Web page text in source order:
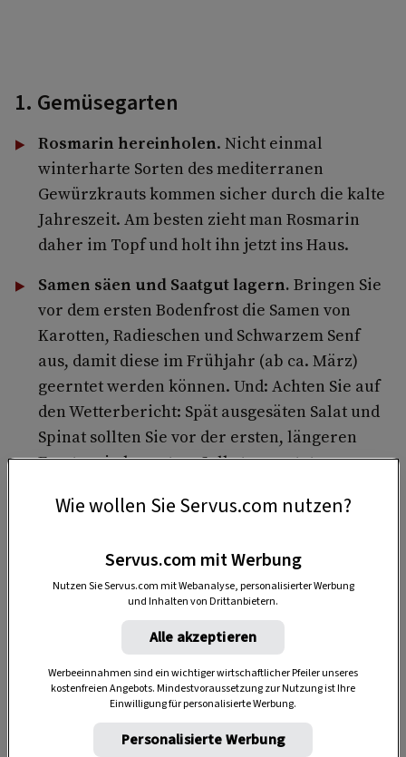
1. Gemüsegarten
Rosmarin hereinholen. Nicht einmal
winterharte Sorten des mediterranen
Gewürzkrauts kommen sicher durch die kalte
Jahreszeit. Am besten zieht man Rosmarin
daher im Topf und holt ihn jetzt ins Haus.
Samen säen und Saatgut lagern. Bringen Sie
vor dem ersten Bodenfrost die Samen von
Karotten, Radieschen und Schwarzem Senf
aus, damit diese im Frühjahr (ab ca. März)
geerntet werden können. Und: Achten Sie auf
den Wetterbericht: Spät ausgesäten Salat und
Spinat sollten Sie vor der ersten, längeren
Frostperiode ernten. Selbst geerntetes
reinigen, etikettieren sowie kühl und trocken
Spinat und Feldsalat abdecken. Beide können
im Beet bleiben. Sie stellen bei Kälte das
Wachstum ein, sind aber frosthart. Um sie vor
Nässe und Schneelast zu schützen, spannt man
ein Vlies über die Reihen.
Kohlsprossenkönnen nach wie vor geerntet
werden. Die Kälte macht den Geschmack der
Wie wollen Sie Servus.com nutzen?
Servus.com mit Werbung
Nutzen Sie Servus.com mit Webanalyse, personalisierter Werbung
und Inhalten von Drittanbietern.
Alle akzeptieren
Werbeeinnahmen sind ein wichtiger wirtschaftlicher Pfeiler unseres
kostenfreien Angebots. Mindestvoraussetzung zur Nutzung ist Ihre
Einwilligung für personalisierte Werbung.
Personalisierte Werbung